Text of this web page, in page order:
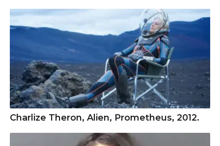
Charlize Theron, Alien, Prometheus, 2012.